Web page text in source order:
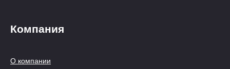
Компания
О компании